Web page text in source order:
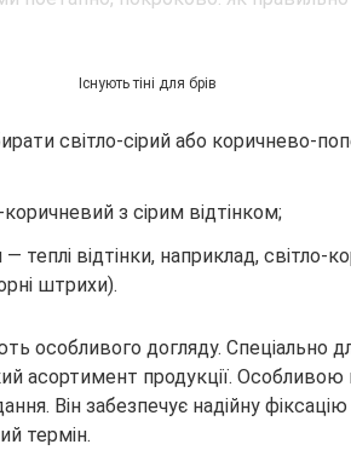
Існують тіні для брів
світло-сірий або коричнево-
з сірим відтінком;
теплі відтінки, наприклад, світло-
штрихи).
особливого догляду. Спеціально
асортимент продукції. Особливою
Він забезпечує надійну
термін.